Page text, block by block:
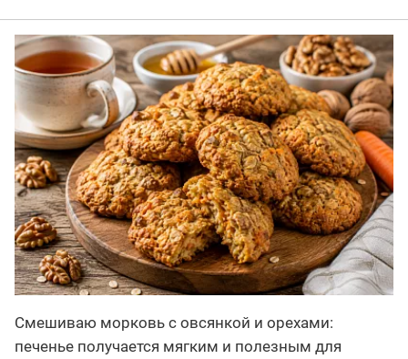
Смешиваю морковь с овсянкой и орехами:
печенье получается мягким и полезным для